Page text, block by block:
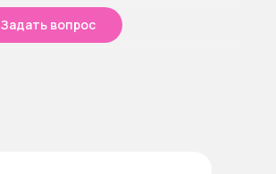
Задать вопрос